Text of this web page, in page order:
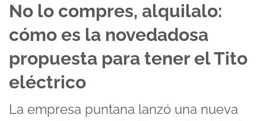
No lo compres, alquilalo:
cómo es la novedadosa
propuesta para tener el Tito
eléctrico
La empresa puntana lanzó una nueva